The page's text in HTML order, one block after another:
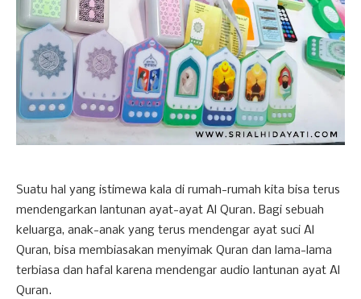
Suatu hal yang istimewa kala di rumah-rumah kita bisa terus
mendengarkan lantunan ayat-ayat Al Quran. Bagi sebuah
keluarga, anak-anak yang terus mendengar ayat suci Al
Quran, bisa membiasakan menyimak Quran dan lama-lama
terbiasa dan hafal karena mendengar audio lantunan ayat Al
Quran.